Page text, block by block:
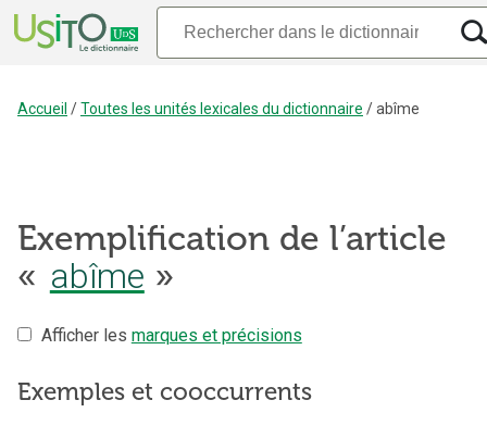
Accueil /Toutes les unités lexicales du dictionnaire /abîme
Exemplification de l’article
« abîme »
Afficher les marques et précisions
Exemples et cooccurrents